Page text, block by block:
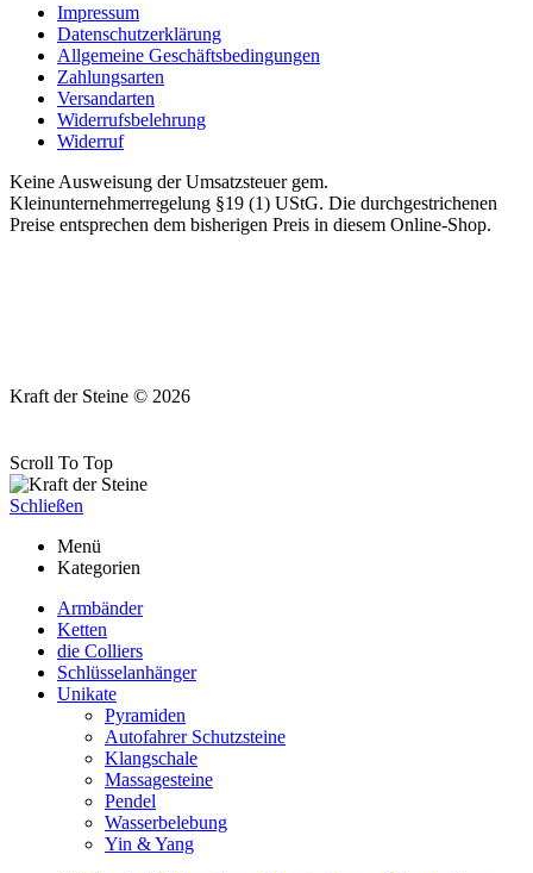
Impressum
Datenschutzerklärung
Allgemeine Geschäftsbedingungen
Zahlungsarten
Versandarten
Widerrufsbelehrung
Widerruf
Keine Ausweisung der Umsatzsteuer gem.
Kleinunternehmerregelung §19 (1) UStG. Die durchgestrichenen
Preise entsprechen dem bisherigen Preis in diesem Online-Shop.
Kraft der Steine © 2026
Scroll To Top
Schließen
Menü
Kategorien
Armbänder
Ketten
die Colliers
Schlüsselanhänger
Unikate
Pyramiden
Autofahrer Schutzsteine
Klangschale
Massagesteine
Pendel
Wasserbelebung
Yin & Yang